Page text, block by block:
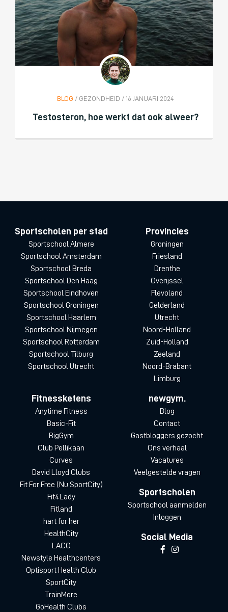
BLOG / GEZONDHEID / 16 JANUARI 2024
Testosteron, hoe werkt dat ook alweer?
Sportscholen per stad
Sportschool Almere
Sportschool Amsterdam
Sportschool Breda
Sportschool Den Haag
Sportschool Eindhoven
Sportschool Groningen
Sportschool Haarlem
Sportschool Nijmegen
Sportschool Rotterdam
Sportschool Tilburg
Sportschool Utrecht
Provincies
Groningen
Friesland
Drenthe
Overijssel
Flevoland
Gelderland
Utrecht
Noord-Holland
Zuid-Holland
Zeeland
Noord-Brabant
Limburg
Fitnessketens
Anytime Fitness
Basic-Fit
BigGym
Club Pellikaan
Curves
David Lloyd Clubs
Fit For Free (Nu SportCity)
Fit4Lady
Fitland
hart for her
HealthCity
LACO
Newstyle Healthcenters
Optisport Health Club
SportCity
TrainMore
GoHealth Clubs
newgym.
Blog
Contact
Gastbloggers gezocht
Ons verhaal
Vacatures
Veelgestelde vragen
Sportscholen
Sportschool aanmelden
Inloggen
Social Media